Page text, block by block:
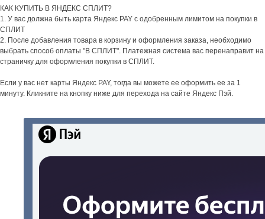
КАК КУПИТЬ В ЯНДЕКС СПЛИТ?
1. У вас должна быть карта Яндекс PAY с одобренным лимитом на покупки в
СПЛИТ
2. После добавления товара в корзину и оформления заказа, необходимо
выбрать способ оплаты "В СПЛИТ". Платежная система вас перенаправит на
страничку для оформления покупки в СПЛИТ.
Если у вас нет карты Яндекс PAY, тогда вы можете ее оформить ее за 1
минуту. Кликните на кнопку ниже для перехода на сайте Яндекс Пэй.